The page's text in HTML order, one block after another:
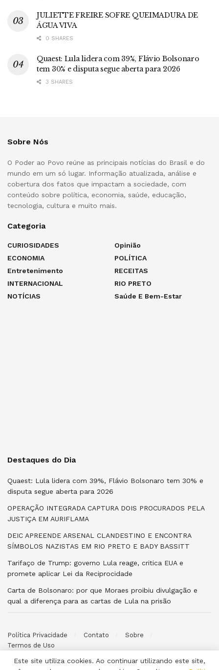
JULIETTE FREIRE SOFRE QUEIMADURA DE
ÁGUA VIVA
0 SHARES
Quaest: Lula lidera com 39%, Flávio Bolsonaro
tem 30% e disputa segue aberta para 2026
3 SHARES
Sobre Nós
O Poder ao Povo reúne as principais notícias do Brasil e do
mundo em um só lugar. Informação atualizada, análise e
cobertura dos fatos que impactam a sociedade, com
conteúdo sobre política, economia, saúde, educação,
tecnologia, cultura e muito mais.
Categoria
CURIOSIDADES
ECONOMIA
Entretenimento
INTERNACIONAL
NOTÍCIAS
Opinião
POLÍTICA
RECEITAS
RIO PRETO
Saúde E Bem-Estar
Destaques do Dia
Quaest: Lula lidera com 39%, Flávio Bolsonaro tem 30% e
disputa segue aberta para 2026
OPERAÇÃO INTEGRADA CAPTURA DOIS PROCURADOS PELA
JUSTIÇA EM AURIFLAMA
DEIC APREENDE ARSENAL CLANDESTINO E ENCONTRA
SÍMBOLOS NAZISTAS EM RIO PRETO E BADY BASSITT
Tarifaço de Trump: governo Lula reage, critica EUA e
promete aplicar Lei da Reciprocidade
Carta de Bolsonaro: por que Moraes proibiu divulgação e
qual a diferença para as cartas de Lula na prisão
Política Privacidade Contato
Sobre
Termos de Uso
© 2026 Poder ao Povo. Desenvolvido porHalysoh Macêdo. Todos
Este site utiliza cookies. Ao continuar utilizando este site,